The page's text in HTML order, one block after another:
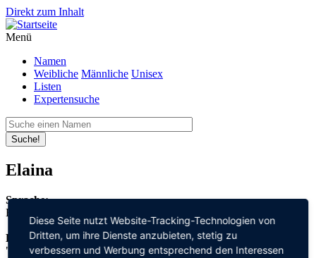
Direkt zum Inhalt
Menü
Namen
Weibliche Männliche Unisex
Listen
Expertensuche
Suche!
Elaina
Sprache:
Englisch
Bedeutung:
"Fackel"
Diese Seite nutzt Website-Tracking-Technologien von
Dritten, um ihre Dienste anzubieten, stetig zu
verbessern und Werbung entsprechend den Interessen